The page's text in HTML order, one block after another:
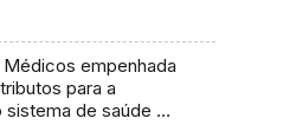
empenhada
para a
de saúde da